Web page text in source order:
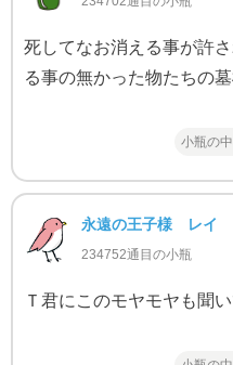
死してなお消える事が許
る事の無かった物たちの
小瓶の
永遠の王子様 レイ
234752通目の小瓶
Ｔ君にこのモヤモヤも聞